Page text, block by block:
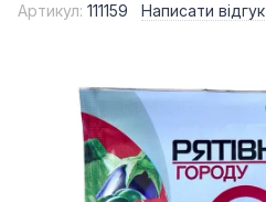
Артикул: 111159 Написати відгук